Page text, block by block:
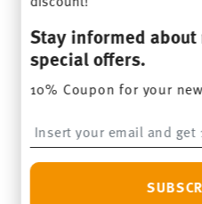
Insert your email to register for the
I am over 16 years and subscribe
concerning porcelain, table,
Stay informed
special offers.
10% Coupon for your